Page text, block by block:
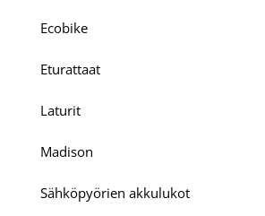
Ecobike
Eturattaat
Laturit
Madison
Sähköpyörien akkulukot